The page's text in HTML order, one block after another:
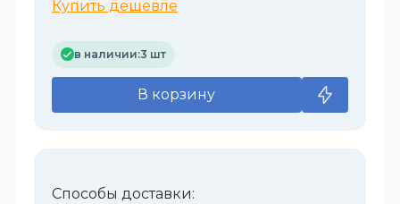
Купить дешевле
в наличии:3 шт
В корзину
Способы доставки: